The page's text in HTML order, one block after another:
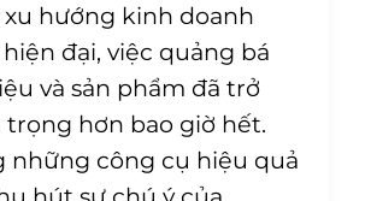
xu hướng kinh doanh
đại, việc quảng bá
và sản phẩm đã trở
trọng hơn bao giờ hết.
những công cụ hiệu quả